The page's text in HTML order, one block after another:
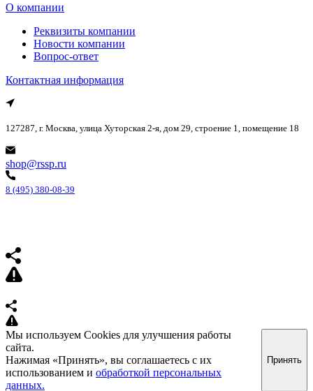
О компании
Реквизиты компании
Новости компании
Вопрос-ответ
Контактная информация
127287, г. Москва, улица Хуторская 2-я, дом 29, строение 1, помещение 18
shop@rssp.ru
8 (495) 380-08-39
Мы используем Cookies для улучшения работы
сайта.
Нажимая «Принять», вы соглашаетесь с их
использованием и обработкой персональных
данных.
Принять